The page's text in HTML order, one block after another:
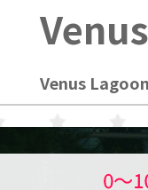
Venus Lagoon